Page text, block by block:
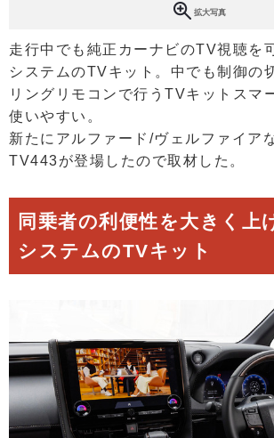
拡大写真
走行中でも純正カーナビのTV視聴を
システムのTVキット。中でも制御の
リングリモコンで行うTVキットスマ
使いやすい。
新たにアルファード/ヴェルファイア
TV443が登場したので取材した。
同乗者の利便性を大きく上
システムのTVキット